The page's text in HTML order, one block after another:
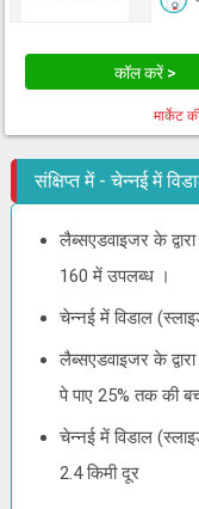
कॉल करें >
मार्केट
संक्षिप्त में - चेन्नई में
लैब्सएडवाइजर के
160 में उपलब्ध ।
चेन्नई में विडाल
लैब्सएडवाइजर के
पे पाए 25% तक की
चेन्नई में विडाल
2.4 किमी दूर